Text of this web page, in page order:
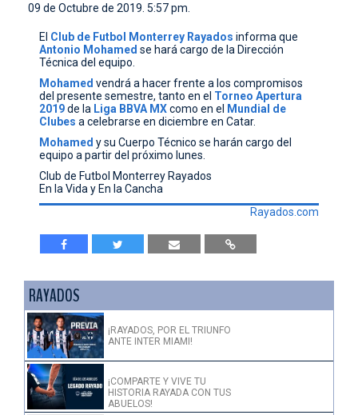
09 de Octubre de 2019. 5:57 pm.
El Club de Futbol Monterrey Rayados informa que
Antonio Mohamed se hará cargo de la Dirección
Técnica del equipo.
Mohamed vendrá a hacer frente a los compromisos
del presente semestre, tanto en el Torneo Apertura
2019de la Liga BBVA MXcomo en el Mundial de
Clubes a celebrarse en diciembre en Catar.
Mohamed y su Cuerpo Técnico se harán cargo del
equipo a partir del próximo lunes.
Club de Futbol Monterrey Rayados
En la Vida y En la Cancha
Rayados.com
RAYADOS
¡RAYADOS, POR EL TRIUNFO
ANTE INTER MIAMI!
¡COMPARTE Y VIVE TU
HISTORIA RAYADA CON TUS
ABUELOS!